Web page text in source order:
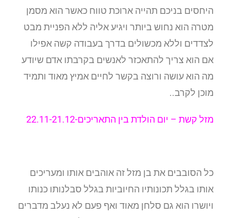
היחסים בניכם תהייה ארוכת טווח כאשר הוא מסמן
מטרה הוא נחוש ביותר ויגיע אליה ללא הפניית מבט
לצדדים וללא מכשולים בדרך בעבודה קשה אפילו
אם הוא צריך להתאכזר לאנשים בקרבתו אדם שיודע
מה הוא עושה ורוצה בקשר לחיים אמיץ מאוד ותמיד
מוכן לקרב..
מזל קשת – יום הולדת בין התאריכים-22.11-21.12
כל הסובבים את בן מזל זה אוהבים אותו ומעריכים
אותו בגלל תכונותיו החיוביות בגלל סבלנותו כנותו
ויושרו הוא גם סלחן מאוד ואף פעם לא נעלב מדברים